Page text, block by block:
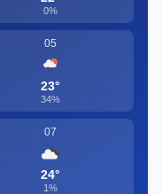
0%
05
23°
34%
07
24°
1%